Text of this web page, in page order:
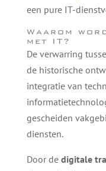
een pure IT-
Waarom
met IT?
De verwarring
de historische
integratie van
gescheiden
diensten.
Door de digitale